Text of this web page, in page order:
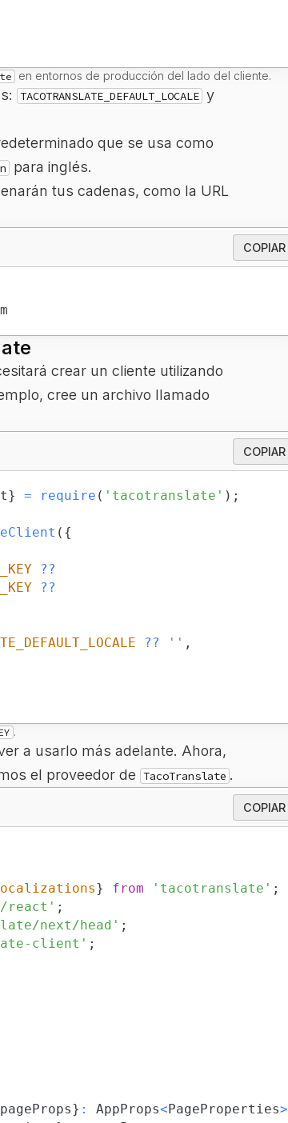
en entornos de producción del lado del cliente.
TACOTRANSLATE_DEFAULT_LOCALE y
que se usa como
para inglés.
tus cadenas, como la URL
COPIAR
crear un cliente utilizando
cree un archivo llamado
COPIAR
} = require ( 'tacotranslate' ) ;
( {
??
??
?? '' ,
.
a usarlo más adelante. Ahora,
el proveedor de TacoTranslate .
COPIAR
} from 'tacotranslate' ;
react' ;
next/head' ;
client' ;
pageProps} : AppProps<PageProperties>